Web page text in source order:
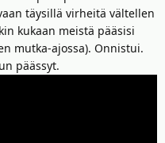
täysillä virheitä vältellen
kukaan meistä pääsisi
mutka-ajossa). Onnistui.
päässyt.